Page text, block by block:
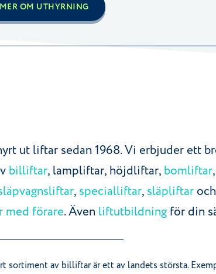
MER OM UTHYRNING
ut liftar sedan 1968. Vi erbjuder ett
billiftar, lampliftar, höjdliftar, bomliftar,
, specialliftar, släpliftar och
med förare. Även liftutbildning för din
sortiment av billiftar är ett av landets största.